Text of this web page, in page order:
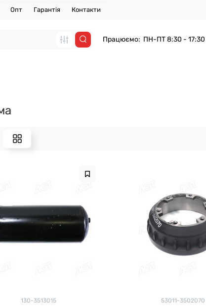
Опт Гарантія Контакти
Працюємо: ПН-ПТ 8:30 - 17:30
130-3513015 53011-3502070